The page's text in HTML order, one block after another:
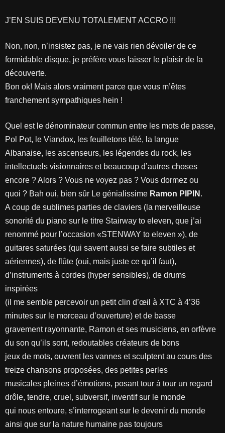
J’EN SUIS DEVENU TOTALEMENT ACCRO !!!
Non, non, n’insistez pas, je ne vais rien dévoiler de ce
formidable disque, je préfère vous laisser le plaisir de la
découverte.
Bon ok! Mais alors vraiment parce que vous m’êtes
franchement sympathiques hein !
Quel est le dénominateur commun entre les mots de passe,
Pol Pot, le Viandox, les feuilletons télé, la langue
Albanaise, les ascenseurs, les légendes du rock, les
intellectuels visionnaires et beaucoup d’autres choses
encore ? Alors ? Vous ne voyez pas ? Vous dormez ou
quoi ? Bah oui, bien sûr Le génialissime Ramon PIPIN .
A coup de sublimes parties de claviers (la merveilleuse
sonorité du piano sur le titre Stairway to eleven, que j’ai
renommé pour l’occasion «STENWAY to eleven »), de
guitares saturées (qui savent aussi se faire subtiles et
aériennes), de flûte (oui, mais juste ce qu’il faut),
d’instruments à cordes (hyper sensibles), de drums
inspirées
(il me semble percevoir un petit clin d’œil à XTC à 4’36
minutes sur le morceau d’ouverture) et de basse
gravement rayonnante, Ramon et ses musiciens, en orfèvre
du son qu’ils sont, redoutables créateurs de bons
jeux de mots, ouvrent les vannes et sculptent au cours des
treize chansons proposées, des petites perles
musicales pleines d’émotions, posant tour à tour un regard
drôle, tendre, cruel, subversif, inventif sur le monde
qui nous entoure, s’interrogeant sur le devenir du monde
ainsi que sur la nature humaine pas toujours